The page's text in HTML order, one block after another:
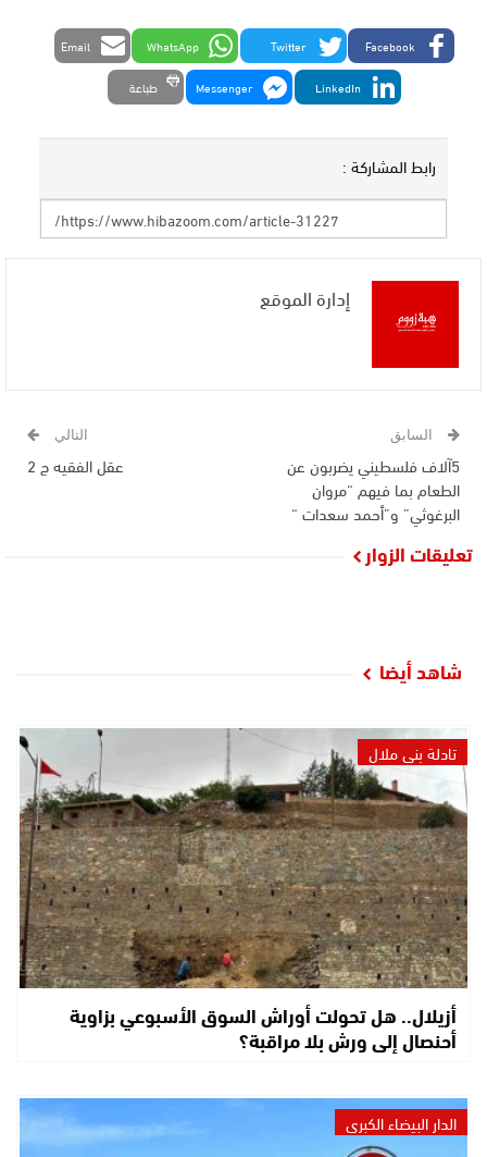
Facebook
Twitter
WhatsApp
Email
LinkedIn
Messenger طباعة
رابط المشاركة :
إدارة الموقع
السابق
5آلاف فلسطيني يضربون عن
الطعام بما فيهم “مروان
البرغوثي” و”أحمد سعدات “
التالي
عقل الفقيه ج 2
تعليقات الزوار
شاهد أيضا
تادلة بني ملال
أزيلال.. هل تحولت أوراش السوق الأسبوعي بزاوية
أحنصال إلى ورش بلا مراقبة؟
الدار البيضاء الكبرى